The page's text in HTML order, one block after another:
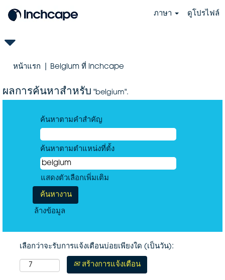
ภาษา ดูโปรไฟล์
หน้าแรก Belgium ที่ inchcape
ผลการค้นหาสำหรับ "belgium".
ค้นหาตามคำสำคัญ
ค้นหาตามตำแหน่งที่ตั้ง
แสดงตัวเลือกเพิ่มเติม
ล้างข้อมูล
เลือกว่าจะรับการแจ้งเตือนบ่อยเพียงใด (เป็นวัน):
สร้างการแจ้งเตือน